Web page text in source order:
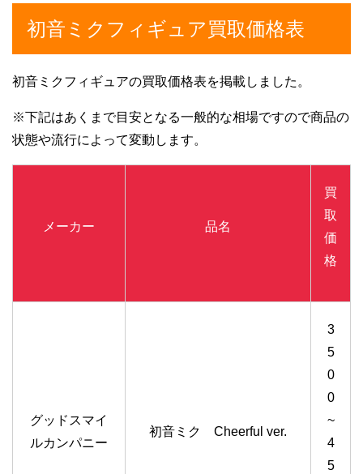
初音ミクフィギュア買取価格表
初音ミクフィギュアの買取価格表を掲載しました。
※下記はあくまで目安となる一般的な相場ですので商品の
状態や流行によって変動します。
メーカー 品名
買
取
価
格
グッドスマイ
ルカンパニー
初音ミク Cheerful ver.
3
5
0
0
~
4
5